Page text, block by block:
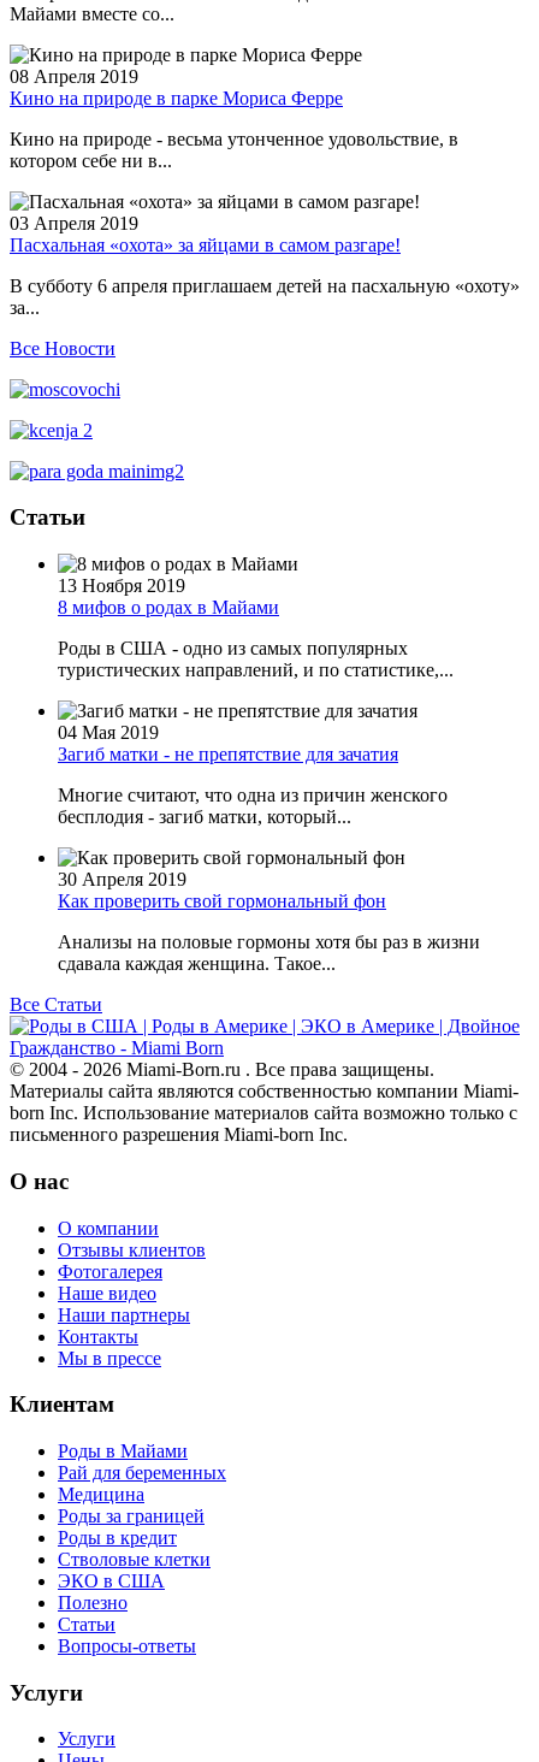
Майами вместе со...
08 Апреля 2019
Кино на природе в парке Мориса Ферре
Кино на природе - весьма утонченное удовольствие, в
котором себе ни в...
03 Апреля 2019
Пасхальная «охота» за яйцами в самом разгаре!
В субботу 6 апреля приглашаем детей на пасхальную «охоту»
за...
Все Новости
Статьи
13 Ноября 2019
8 мифов о родах в Майами
Роды в США - одно из самых популярных
туристических направлений, и по статистике,...
04 Мая 2019
Загиб матки - не препятствие для зачатия
Многие считают, что одна из причин женского
бесплодия - загиб матки, который...
30 Апреля 2019
Как проверить свой гормональный фон
Анализы на половые гормоны хотя бы раз в жизни
сдавала каждая женщина. Такое...
Все Статьи
© 2004 - 2026 Miami-Born.ru . Все права защищены.
Материалы сайта являются собственностью компании Miami-
born Inc. Использование материалов сайта возможно только с
письменного разрешения Miami-born Inc.
О нас
О компании
Отзывы клиентов
Фотогалерея
Наше видео
Наши партнеры
Контакты
Мы в прессе
Клиентам
Роды в Майами
Рай для беременных
Медицина
Роды за границей
Роды в кредит
Стволовые клетки
ЭКО в США
Полезно
Статьи
Вопросы-ответы
Услуги
Услуги